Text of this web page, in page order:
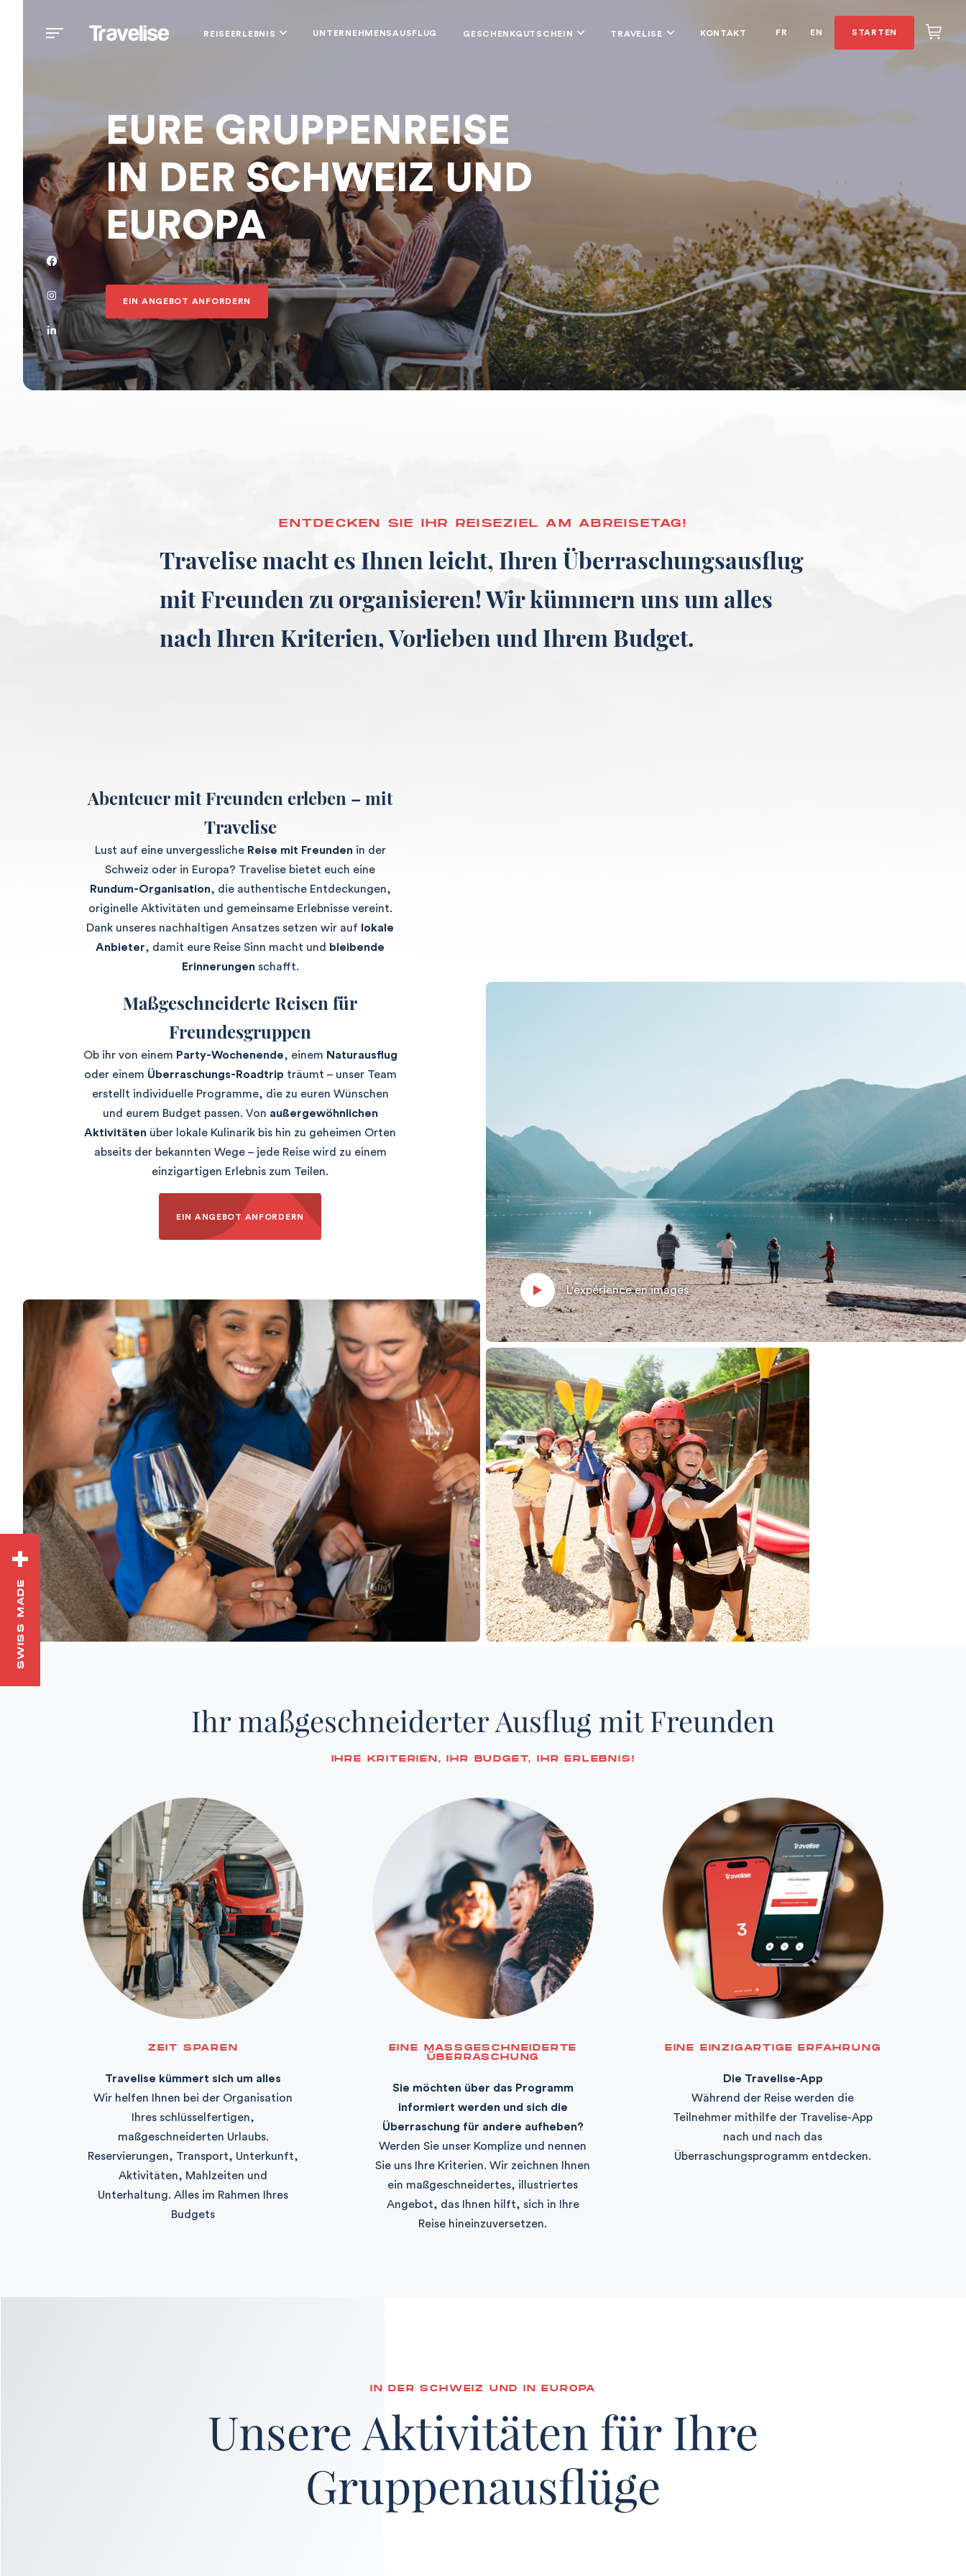
REISEERLEBNIS UNTERNEHMENSAUSFLUG GESCHENKGUTSCHEIN TRAVELISE KONTAKT FR EN STARTEN
EURE GRUPPENREISE
IN DER SCHWEIZ UND
EUROPA
EIN ANGEBOT ANFORDERN
SWISS MADE
ENTDECKEN SIE IHR REISEZIEL AM ABREISETAG!
Travelise macht es Ihnen leicht, Ihren Überraschungsausflug
mit Freunden zu organisieren! Wir kümmern uns um alles
nach Ihren Kriterien, Vorlieben und Ihrem Budget.
Abenteuer mit Freunden erleben – mit
Travelise
Lust auf eine unvergessliche Reise mit Freundenin der
Schweiz oder in Europa? Travelise bietet euch eine
Rundum-Organisation, die authentische Entdeckungen,
originelle Aktivitäten und gemeinsame Erlebnisse vereint.
Dank unseres nachhaltigen Ansatzes setzen wir auf
lokale
Anbieter, damit eure Reise Sinn macht und
bleibende
Erinnerungenschafft.
Maßgeschneiderte Reisen für
Freundesgruppen
Ob ihr von einem Party-Wochenende, einem Naturausflug
oder einem Überraschungs-Roadtrip träumt – unser Team
erstellt individuelle Programme, die zu euren Wünschen
und eurem Budget passen. Von außergewöhnlichen
Aktivitäten über lokale Kulinarik bis hin zu geheimen Orten
abseits der bekannten Wege – jede Reise wird zu einem
einzigartigen Erlebnis zum Teilen.
EIN ANGEBOT ANFORDERN
L'expérience en images
Ihr maßgeschneiderter Ausflug mit Freunden
IHRE KRITERIEN, IHR BUDGET, IHR ERLEBNIS!
ZEIT SPAREN
Travelise kümmert sich um alles
Wir helfen Ihnen bei der Organisation
Ihres schlüsselfertigen,
maßgeschneiderten Urlaubs.
Reservierungen, Transport, Unterkunft,
Aktivitäten, Mahlzeiten und
Unterhaltung. Alles im Rahmen Ihres
Budgets
EINE MASSGESCHNEIDERTE
ÜBERRASCHUNG
Sie möchten über das Programm
informiert werden und sich die
Überraschung für andere aufheben?
Werden Sie unser Komplize und nennen
Sie uns Ihre Kriterien. Wir zeichnen Ihnen
ein maßgeschneidertes, illustriertes
Angebot, das Ihnen hilft, sich in Ihre
Reise hineinzuversetzen.
EINE EINZIGARTIGE ERFAHRUNG
Die Travelise-App
Während der Reise werden die
Teilnehmer mithilfe der Travelise-App
nach und nach das
Überraschungsprogramm entdecken.
IN DER SCHWEIZ UND IN EUROPA
Unsere Aktivitäten für Ihre
Gruppenausflüge